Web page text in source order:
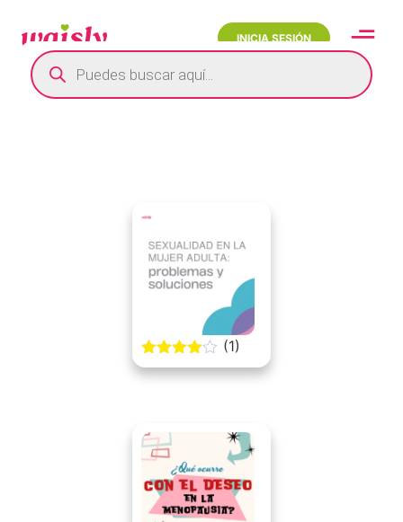
INICIA SESIÓN
4.00 out
of 5
(1)